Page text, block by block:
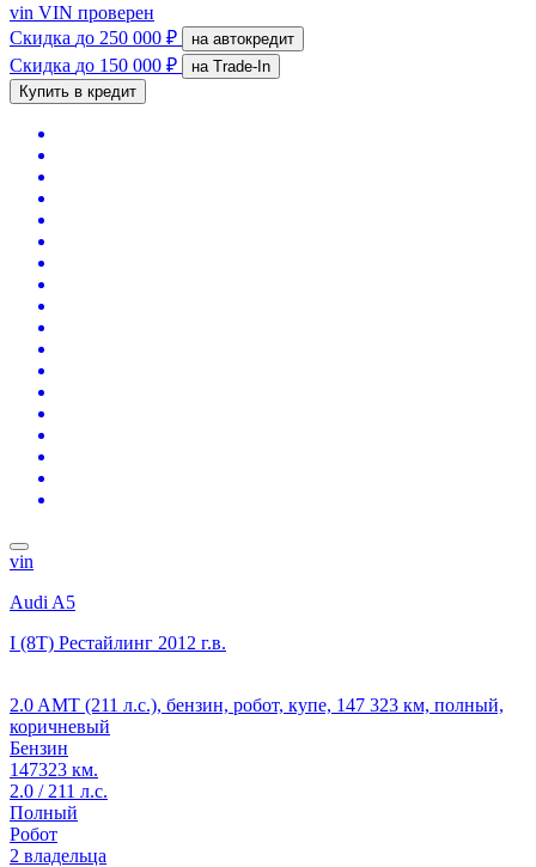
vin VIN проверен
Скидка до 250 000 ₽ на автокредит
Скидка до 150 000 ₽
на Trade-In
Купить в кредит
vin
Audi A5
I (8T) Рестайлинг 2012 г.в.
2.0 AMT (211 л.с.), бензин, робот, купе, 147 323 км, полный,
коричневый
Бензин
147323 км.
2.0 / 211 л.с.
Полный
Робот
2 владельца